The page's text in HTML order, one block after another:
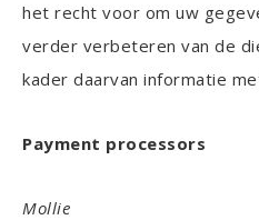
het recht voor om uw
verder verbeteren van de
kader daarvan informatie
Payment processors
Mollie